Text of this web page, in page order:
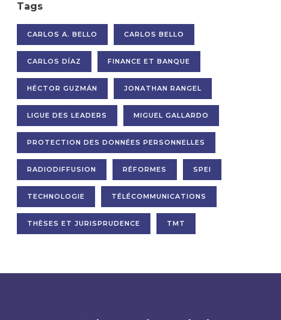
Tags
CARLOS A. BELLO CARLOS BELLO
CARLOS DÍAZ FINANCE ET BANQUE
HÉCTOR GUZMÁN JONATHAN RANGEL
LIGUE DES LEADERS MIGUEL GALLARDO
PROTECTION DES DONNÉES PERSONNELLES
RADIODIFFUSION RÉFORMES SPEI
TECHNOLOGIE TÉLÉCOMMUNICATIONS
THÈSES ET JURISPRUDENCE TMT